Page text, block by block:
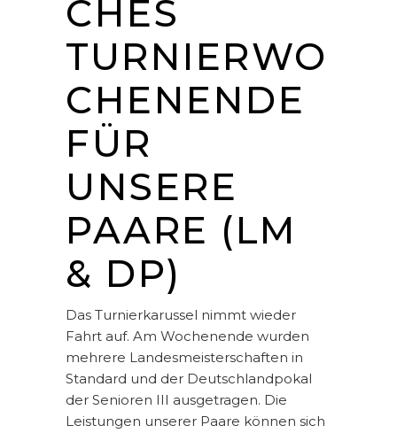
CHES
TURNIERWO
CHENENDE
FÜR
UNSERE
PAARE (LM
& DP)
Das Turnierkarussel nimmt wieder
Fahrt auf. Am Wochenende wurden
mehrere Landesmeisterschaften in
Standard und der Deutschlandpokal
der Senioren III ausgetragen. Die
Leistungen unserer Paare können sich